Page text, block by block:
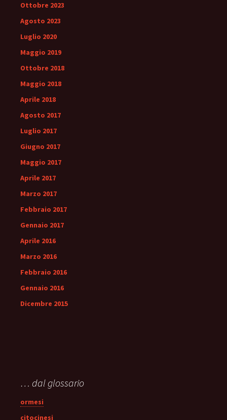
Ottobre 2023
Agosto 2023
Luglio 2020
Maggio 2019
Ottobre 2018
Maggio 2018
Aprile 2018
Agosto 2017
Luglio 2017
Giugno 2017
Maggio 2017
Aprile 2017
Marzo 2017
Febbraio 2017
Gennaio 2017
Aprile 2016
Marzo 2016
Febbraio 2016
Gennaio 2016
Dicembre 2015
… dal glossario
ormesi
citocinesi